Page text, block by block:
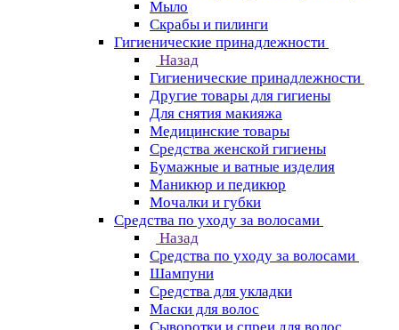
Мыло
Скрабы и пилинги
Гигиенические принадлежности
Назад
Гигиенические принадлежности
Другие товары для гигиены
Для снятия макияжа
Медицинские товары
Средства женской гигиены
Бумажные и ватные изделия
Маникюр и педикюр
Мочалки и губки
Средства по уходу за волосами
Назад
Средства по уходу за волосами
Шампуни
Средства для укладки
Маски для волос